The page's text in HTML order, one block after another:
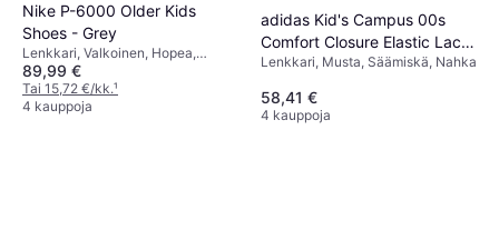
Nike P-6000 Older Kids
Shoes - Grey
Lenkkari, Valkoinen, Hopea,
Harmaa, Nahka, Tekstiili, Verkko
89,99 €
Tai 15,72 €/kk.¹
4 kauppoja
adidas Kid's Campus 00s
Comfort Closure Elastic Lace
- Core Black/Cloud
Lenkkari, Musta, Säämiskä, Nahka
58,41 €
4 kauppoja